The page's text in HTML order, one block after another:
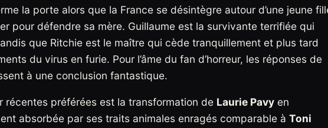
la porte alors que la France se désintègre autour d’une jeune
pour défendre sa mère. Guillaume est la survivante terrifiée qui
que Ritchie est le maître qui cède tranquillement et plus tard
du virus en furie. Pour l’âme du fan d’horreur, les réponses de
à une conclusion fantastique.
récentes préférées est la transformation de Laurie Pavy en
absorbée par ses traits animales enragés comparable à Toni